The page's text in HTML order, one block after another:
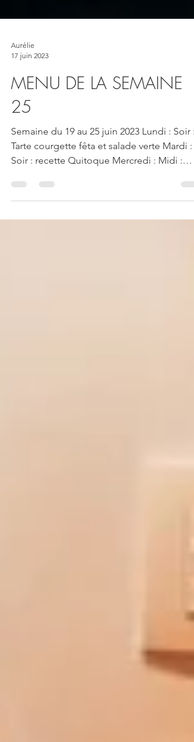
Aurélie
MENU DE LA SEMAINE
25
Semaine du 19 au 25 juin 2023 Lundi : Soir :
Tarte courgette fêta et salade verte Mardi :
Soir : recette Quitoque Mercredi : Midi :